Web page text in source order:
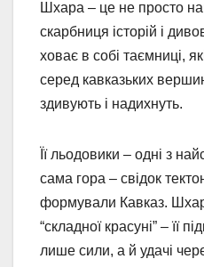
Шхара – це не просто
скарбниця історій і
ховає в собі таємниці,
серед кавказьких
здивують і надихнуть.
Її льодовики – одні з
сама гора – свідок
формували Кавказ.
“складної красуні” – її
лише сили, а й удачі